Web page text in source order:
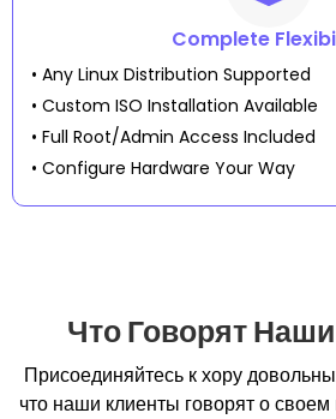
Complete
• Any Linux Distribution Supported
• Custom ISO Installation Available
• Full Root/admin Access Included
• Configure Hardware Your Way
Что Говорят
Присоединяйтесь к хору
что наши клиенты говорят о